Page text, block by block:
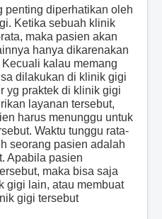
penting diperhatikan oleh
Ketika sebuah klinik
maka pasien akan
hanya dikarenakan
kalau memang
dilakukan di klinik gigi
yg praktek di klinik gigi
layanan tersebut,
harus menunggu untuk
Waktu tunggu rata-
seorang pasien adalah
Apabila pasien
maka bisa saja
gigi lain, atau membuat
gigi tersebut